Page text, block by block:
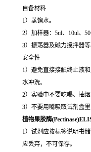
自备材料
1）蒸馏水。
2）加样器：5ul、10ul、
3）振荡器及磁力搅拌器等
安全性
1）避免直接接触终止液
水冲洗。
2）实验中不要吃喝、抽烟
3）不要用嘴吸取试剂盒里
植物果胶酶
1）试剂应按标签说明书
应丢弃，不可保存。